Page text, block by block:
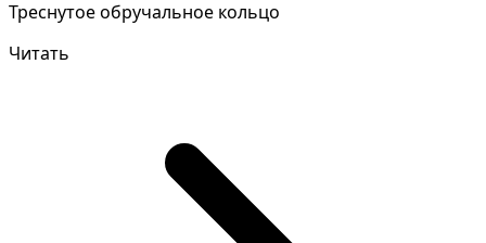
Треснутое обручальное кольцо
Читать